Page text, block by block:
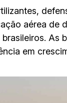
aérea de
As
em